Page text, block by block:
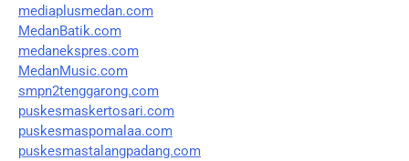
mediaplusmedan.com
MedanBatik.com
medanekspres.com
MedanMusic.com
smpn2tenggarong.com
puskesmaskertosari.com
puskesmaspomalaa.com
puskesmastalangpadang.com